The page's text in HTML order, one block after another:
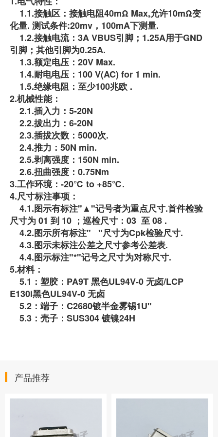
1.1.接触区：接触电阻40mΩ Max,允许10mΩ变
化量. 测试条件:20mv，100mA下测量.
1.2.接触电流：3A VBUS引脚；1.25A用于GND
引脚；其他引脚为0.25A.
1.3.额定电压：20V Max.
1.4.耐电电压：100 V(AC) for 1 min.
1.5.绝缘电阻：至少100兆欧 .
2.机械性能：
2.1.插入力：5-20N
2.2.拔出力：6-20N
2.3.插拔次数：5000次.
2.4.推力：50N min.
2.5.剥离强度：150N min.
2.6.扭曲强度：0.75Nm
3.工作环境：-20℃ to +85℃.
4.尺寸标注事项：
4.1.图示有标注"▲"记号者为重点尺寸.首件检验
尺寸为 01 到 10 ；巡检尺寸：03 至 08 .
4.2.图示所有标注" "尺寸为Cpk检验尺寸.
4.3.图示未标注公差之尺寸参考公差表.
4.4.图示标注"*"记号之尺寸为对称尺寸.
5.材料：
5.1：塑胶：PA9T 黑色UL94V-0 无卤/LCP
E130i黑色UL94V-0 无卤
5.2：端子：C2680镀半金雾锡1U"
5.3：壳子：SUS304 镀镍24H
产品推荐